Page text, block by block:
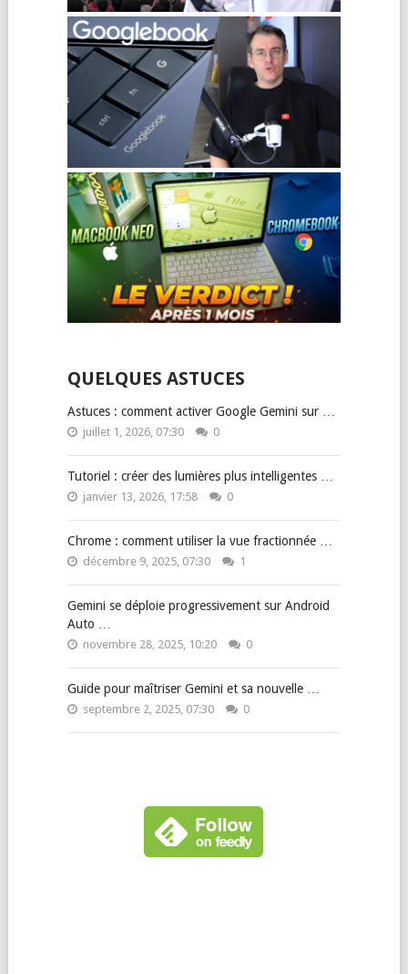
QUELQUES ASTUCES
Astuces : comment activer Google Gemini sur …
juillet 1, 2026, 07:30 0
Tutoriel : créer des lumières plus intelligentes …
janvier 13, 2026, 17:58 0
Chrome : comment utiliser la vue fractionnée …
décembre 9, 2025, 07:30 1
Gemini se déploie progressivement sur Android
Auto …
novembre 28, 2025, 10:20 0
Guide pour maîtriser Gemini et sa nouvelle …
septembre 2, 2025, 07:30 0